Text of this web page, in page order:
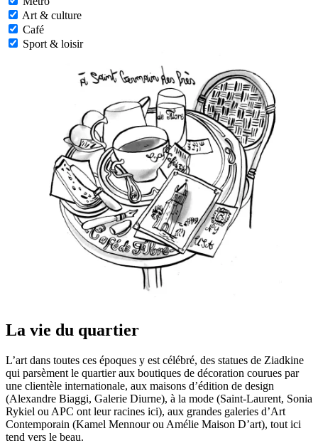
Art & culture
Café
Sport & loisir
La vie du quartier
L’art dans toutes ces époques y est célébré, des statues de Ziadkine
qui parsèment le quartier aux boutiques de décoration courues par
une clientèle internationale, aux maisons d’édition de design
(Alexandre Biaggi, Galerie Diurne), à la mode (Saint-Laurent, Sonia
Rykiel ou APC ont leur racines ici), aux grandes galeries d’Art
Contemporain (Kamel Mennour ou Amélie Maison D’art), tout ici
tend vers le beau.